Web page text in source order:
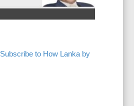
Subscribe to How Lanka by